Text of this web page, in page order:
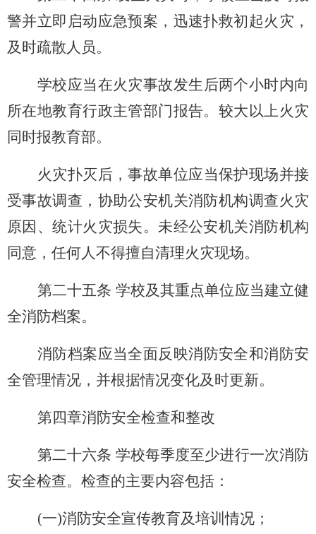
警并立即启动应急预案，迅速扑救初起火灾，
及时疏散人员。
学校应当在火灾事故发生后两个小时内向
所在地教育行政主管部门报告。较大以上火灾
同时报教育部。
火灾扑灭后，事故单位应当保护现场并接
受事故调查，协助公安机关消防机构调查火灾
原因、统计火灾损失。未经公安机关消防机构
同意，任何人不得擅自清理火灾现场。
第二十五条 学校及其重点单位应当建立健
全消防档案。
消防档案应当全面反映消防安全和消防安
全管理情况，并根据情况变化及时更新。
第四章消防安全检查和整改
第二十六条 学校每季度至少进行一次消防
安全检查。检查的主要内容包括：
(一)消防安全宣传教育及培训情况；